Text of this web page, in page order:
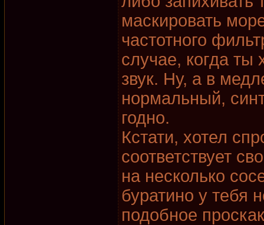
маскировать
частотного
случае, когда ты
звук. Ну, а в
нормальный,
годно.
Кстати, хотел
соответствует
на несколько
буратино у тебя
подобное